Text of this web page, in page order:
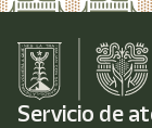
Servicio de